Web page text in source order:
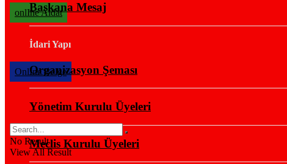
onlIne Aidat
OnlIne Belge
No Result
View All Result
Başkana Mesaj
İdari Yapı
Organizasyon Şeması
Yönetim Kurulu Üyeleri
Meclis Kurulu Üyeleri